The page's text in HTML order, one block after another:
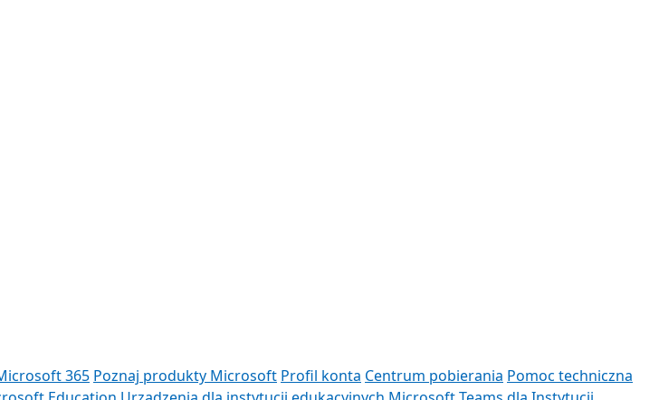
365 Poznaj produkty Microsoft Profil konta Centrum pobierania Pomoc techniczna